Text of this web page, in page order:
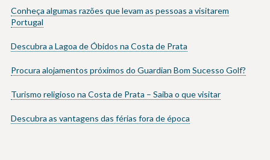
Conheça algumas razões que levam as pessoas a visitarem
Portugal
Descubra a Lagoa de Óbidos na Costa de Prata
Procura alojamentos próximos do Guardian Bom Sucesso Golf?
Turismo religioso na Costa de Prata – Saiba o que visitar
Descubra as vantagens das férias fora de época